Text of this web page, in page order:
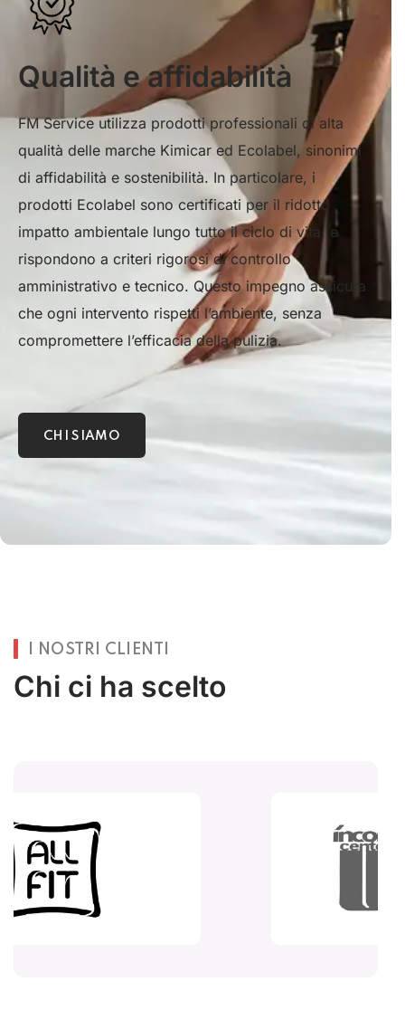
Qualità e affidabilità
FM Service utilizza prodotti professionali di alta
qualità delle marche Kimicar ed Ecolabel, sinonimi
di affidabilità e sostenibilità. In particolare, i
prodotti Ecolabel sono certificati per il ridotto
impatto ambientale lungo tutto il ciclo di vita, e
rispondono a criteri rigorosi di controllo
amministrativo e tecnico. Questo impegno assicura
che ogni intervento rispetti l’ambiente, senza
compromettere l’efficacia della pulizia.
CHI SIAMO
I NOSTRI CLIENTI
Chi ci ha scelto